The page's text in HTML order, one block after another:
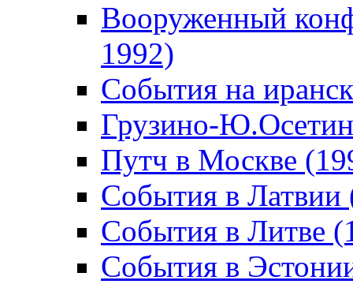
Вооруженный
1992)
События на
Грузино-
Путч в Москве
События в Латвии
События в Литве
События в